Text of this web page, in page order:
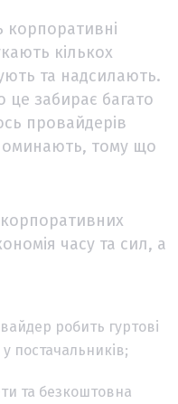
корпоративні
кількох
та надсилають.
забирає багато
провайдерів
оминають, тому що
часу та сил, а
робить гуртові
постачальників;
та безкоштовна